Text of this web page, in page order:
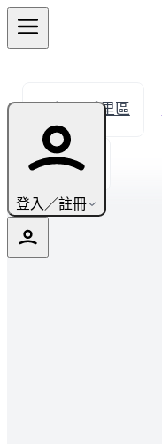
登入／註冊
← 返回后里區
生活機能